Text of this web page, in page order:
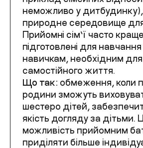
неможливо у дитбудинку),
природне середовище
Прийомні сім’ї часто краще
підготовлені для навчання
навичкам, необхідним для
самостійного життя.
Що так: обмеження, коли
родини зможуть
шестеро дітей,
якість догляду за дітьми.
можливість прийомним
приділяти більше